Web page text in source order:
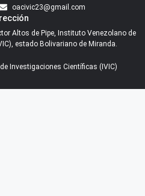
oacivic23@gmail.com
Altos de Pipe, Instituto Venezolano de
estado Bolivariano de Miranda.
Investigaciones Científicas (IVIC)